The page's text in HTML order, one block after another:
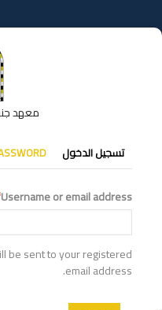
إلى
المحتوى
معهد
التبويبات
الأساسية
تسجيل الدخول
Username or email address
be sent to your registered
email address.